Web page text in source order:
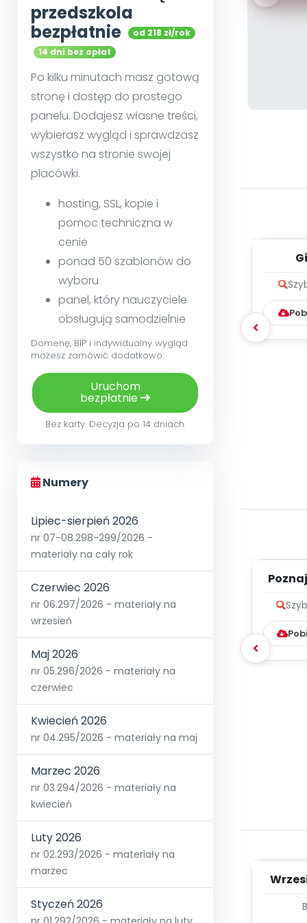
przedszkola
bezpłatnie
od 218 zł/rok
14 dni bez opłat
Po kilku minutach masz gotową
stronę i dostęp do prostego
panelu. Dodajesz własne treści,
wybierasz wygląd i sprawdzasz
wszystko na stronie swojej
placówki.
hosting, SSL, kopie i
pomoc techniczna w
cenie
ponad 50 szablonów do
wyboru
panel, który nauczyciele
obsługują samodzielnie
Domenę, BIP i indywidualny wygląd
możesz zamówić dodatkowo.
Uruchom
bezpłatnie
Bez karty. Decyzja po 14 dniach.
Numery
Lipiec-sierpień 2026
nr 07-08.298-299/2026 -
materiały na cały rok
Czerwiec 2026
nr 06.297/2026 - materiały na
wrzesień
Maj 2026
nr 05.296/2026 - materiały na
czerwiec
Kwiecień 2026
nr 04.295/2026 - materiały na maj
Marzec 2026
nr 03.294/2026 - materiały na
kwiecień
Luty 2026
nr 02.293/2026 - materiały na
marzec
Styczeń 2026